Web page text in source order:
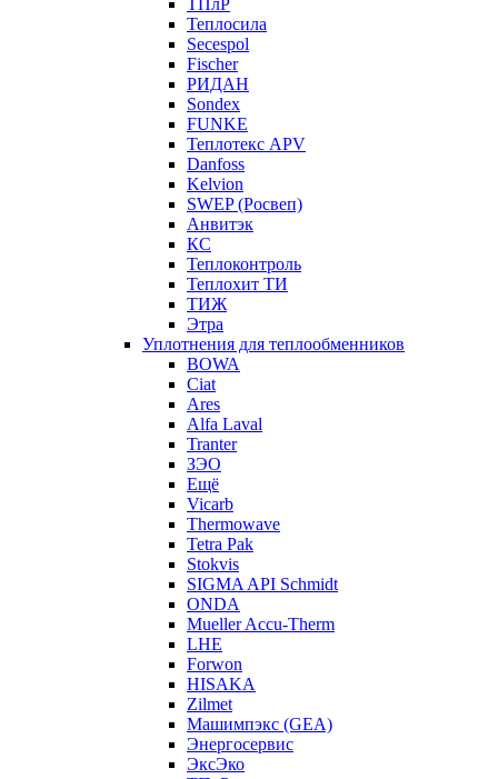
ТПлР
Теплосила
Secespol
Fischer
РИДАН
Sondex
FUNKE
Теплотекс APV
Danfoss
Kelvion
SWEP (Росвеп)
Анвитэк
КС
Теплоконтроль
Теплохит ТИ
ТИЖ
Этра
Уплотнения для теплообменников
BOWA
Ciat
Ares
Alfa Laval
Tranter
ЗЭО
Ещё
Vicarb
Thermowave
Tetra Pak
Stokvis
SIGMA API Schmidt
ONDA
Mueller Accu-Therm
LHE
Forwon
HISAKA
Zilmet
Машимпэкс (GEA)
Энергосервис
ЭксЭко